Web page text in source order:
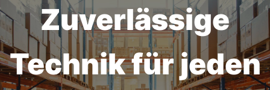
Zuverlässige
Technik für jeden